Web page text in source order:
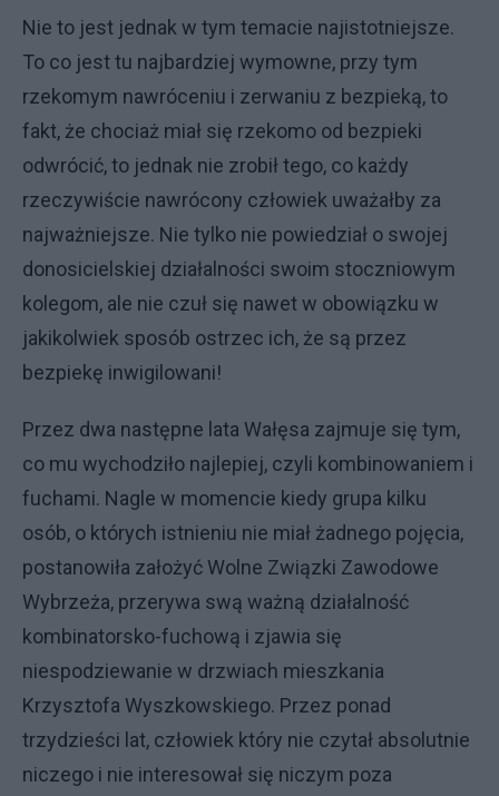
Nie to jest jednak w tym temacie najistotniejsze.
To co jest tu najbardziej wymowne, przy tym
rzekomym nawróceniu i zerwaniu z bezpieką, to
fakt, że chociaż miał się rzekomo od bezpieki
odwrócić, to jednak nie zrobił tego, co każdy
rzeczywiście nawrócony człowiek uważałby za
najważniejsze. Nie tylko nie powiedział o swojej
donosicielskiej działalności swoim stoczniowym
kolegom, ale nie czuł się nawet w obowiązku w
jakikolwiek sposób ostrzec ich, że są przez
bezpiekę inwigilowani!
Przez dwa następne lata Wałęsa zajmuje się tym,
co mu wychodziło najlepiej, czyli kombinowaniem i
fuchami. Nagle w momencie kiedy grupa kilku
osób, o których istnieniu nie miał żadnego pojęcia,
postanowiła założyć Wolne Związki Zawodowe
Wybrzeża, przerywa swą ważną działalność
kombinatorsko-fuchową i zjawia się
niespodziewanie w drzwiach mieszkania
Krzysztofa Wyszkowskiego. Przez ponad
trzydzieści lat, człowiek który nie czytał absolutnie
niczego i nie interesował się niczym poza